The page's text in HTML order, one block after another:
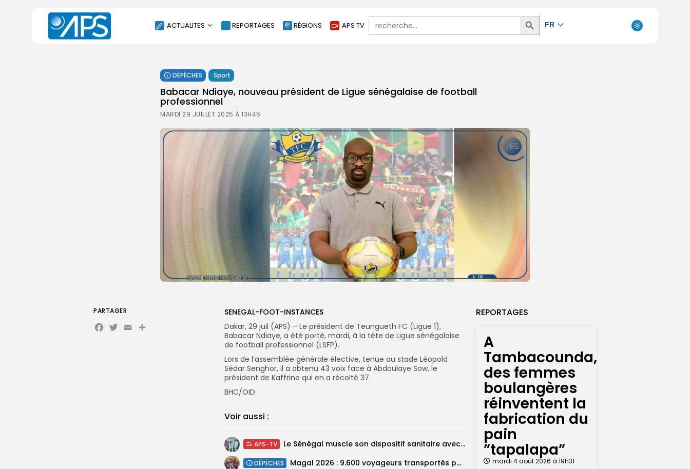
ACTUALITES
SOCIÉTÉ
ÉCONOMIE
CULTURE
ENVIRONNEMENT
INTERNATIONAL
AGENDA
SANTE
REPORTAGES RÉGIONS APS TV
Search
for:
Search
Button
FR
DÉPÊCHES Sport
Babacar Ndiaye, nouveau président de Ligue sénégalaise de football
professionnel
MARDI 29 JUILLET 2025 À 13H45
REPORTAGES
A
Tambacounda,
des femmes
boulangères
réinventent la
fabrication du
pain
”tapalapa”
mardi 4 août 2026 à 19h31
SENEGAL-FOOT-INSTANCES
Dakar, 29 juil (APS) – Le président de Teungueth FC (Ligue 1),
Babacar Ndiaye, a été porté, mardi, à la tête de Ligue sénégalaise
de football professionnel (LSFP).
Lors de l’assemblée générale élective, tenue au stade Léopold
Sédar Senghor, il a obtenu 43 voix face à Abdoulaye Sow, le
président de Kaffrine qui en a récolté 37.
BHC/OID
Voir aussi :
APS-TV Le Sénégal muscle son dispositif sanitaire avec un laboratoire de pointe et...
DÉPÊCHES Magal 2026 : 9.600 voyageurs transportés par voie ferroviaire (GTS)
PARTAGER
Facebook
Twitter
EmailPartager